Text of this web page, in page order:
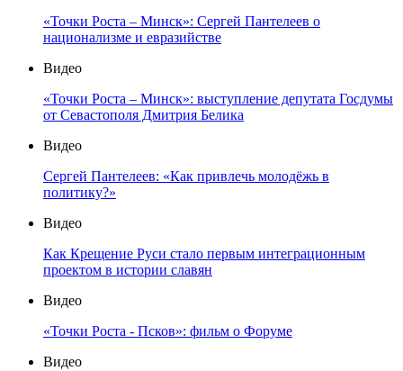
«Точки Роста – Минск»: Сергей Пантелеев о
национализме и евразийстве
Видео
«Точки Роста – Минск»: выступление депутата Госдумы
от Севастополя Дмитрия Белика
Видео
Сергей Пантелеев: «Как привлечь молодёжь в
политику?»
Видео
Как Крещение Руси стало первым интеграционным
проектом в истории славян
Видео
«Точки Роста - Псков»: фильм о Форуме
Видео